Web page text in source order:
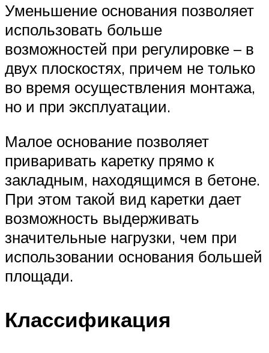
Уменьшение основания позволяет
использовать больше
возможностей при регулировке – в
двух плоскостях, причем не только
во время осуществления монтажа,
но и при эксплуатации.
Малое основание позволяет
приваривать каретку прямо к
закладным, находящимся в бетоне.
При этом такой вид каретки дает
возможность выдерживать
значительные нагрузки, чем при
использовании основания большей
площади.
Классификация